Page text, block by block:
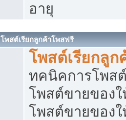
อายุ
โพสต์เรียกลูกค้าโพสฟรี
โพสต์เรียกลูก
ทคนิคการโพส
โพสต์ขายของ
โพสต์ขายของ